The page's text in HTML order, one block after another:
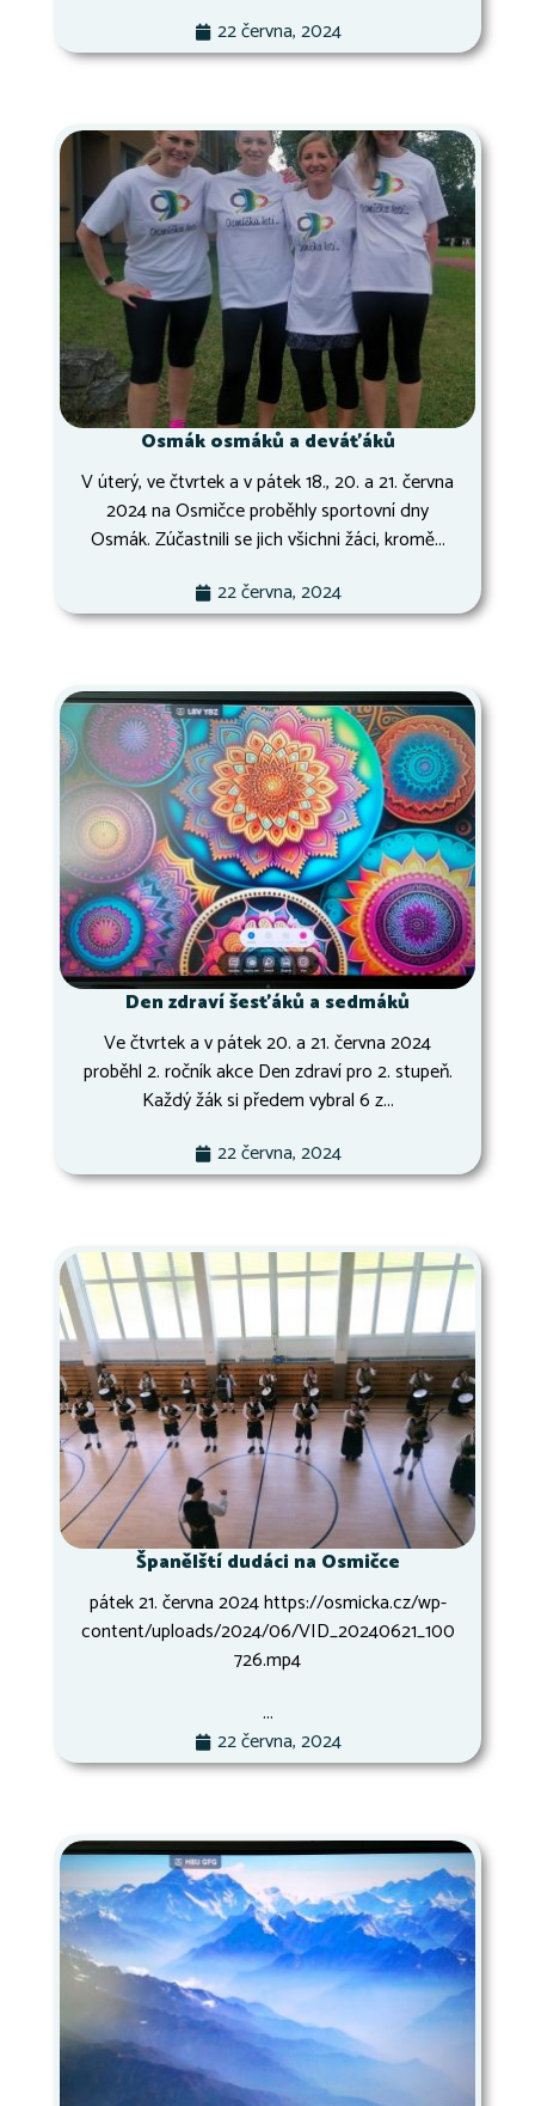
22 června, 2024
Osmák osmáků a deváťáků
V úterý, ve čtvrtek a v pátek 18., 20. a 21. června
2024 na Osmičce proběhly sportovní dny
Osmák. Zúčastnili se jich všichni žáci, kromě...
22 června, 2024
Den zdraví šesťáků a sedmáků
Ve čtvrtek a v pátek 20. a 21. června 2024
proběhl 2. ročník akce Den zdraví pro 2. stupeň.
Každý žák si předem vybral 6 z...
22 června, 2024
Španělští dudáci na Osmičce
pátek 21. června 2024 https://osmicka.cz/wp-
content/uploads/2024/06/VID_20240621_100
726.mp4
...
22 června, 2024